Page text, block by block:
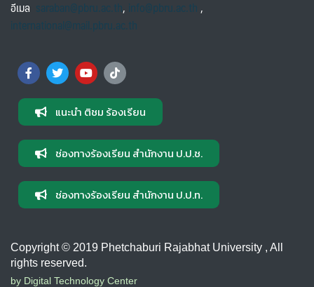
อีเมล saraban@pbru.ac.th, info@pbru.ac.th,
international@mail.pbru.ac.th
แนะนำ ติชม ร้องเรียน
ช่องทางร้องเรียน สำนักงาน ป.ป.ช.
ช่องทางร้องเรียน สำนักงาน ป.ป.ท.
Copyright © 2019 Phetchaburi Rajabhat University , All
rights reserved.
by Digital Technology Center